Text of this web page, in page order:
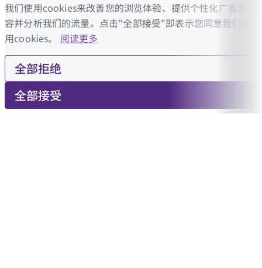
我们使用cookies来改善您的浏览体验、提供个性化广告或内
容并分析我们的流量。点击"全部接受"即表示您同意我们使
用cookies。 阅读更多
全部拒绝
全部接受